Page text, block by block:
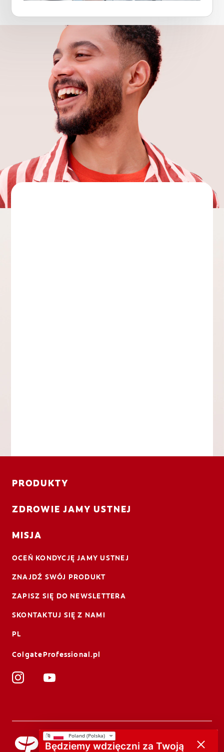
PRODUKTY
ZDROWIE JAMY USTNEJ
MISJA
OCEŃ KONDYCJĘ JAMY USTNEJ
ZNAJDŹ SWÓJ PRODUKT
ZAPISZ SIĘ DO NEWSLETTERA
SKONTAKTUJ SIĘ Z NAMI
PL
ColgateProfessional.pl
Będziemy wdzięczni za Twoją